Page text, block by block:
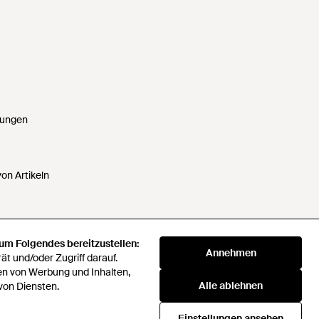
Folgendes bereitzustellen:
und/oder Zugriff darauf.
von Werbung und Inhalten,
Diensten.
Annehmen
Alle ablehnen
Folgendes bereitzustellen:
und/oder Zugriff darauf.
von Werbung und Inhalten,
Diensten.
Annehmen
Alle ablehnen
Artikeln
nicht verkaufen oder weitergeben